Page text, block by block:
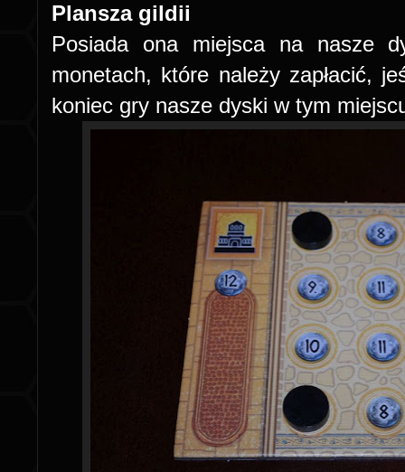
Plansza gildii
Posiada ona miejsca na nasze
monetach, które należy zapłacić,
koniec gry nasze dyski w tym